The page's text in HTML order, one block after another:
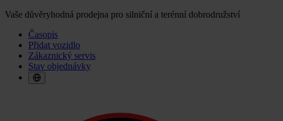
Vaše důvěryhodná prodejna pro silniční a terénní dobrodružství
Časopis
Přidat vozidlo
Zákaznický servis
Stav objednávky